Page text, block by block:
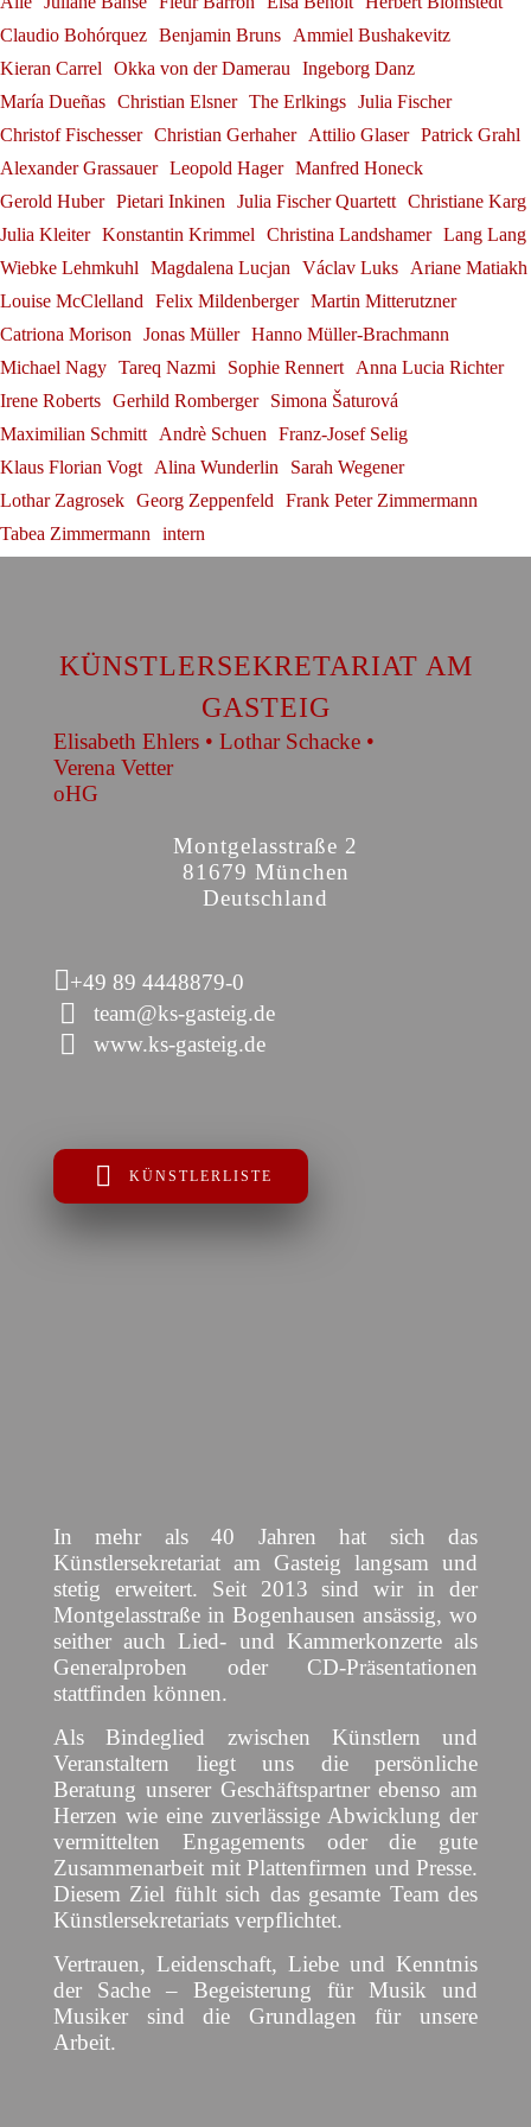
Santander
Franz-Josef Selig
Ribbon
Gerold Huber
Bayreuth
Alexander Grassauer
Bayreuth Festival
Georg Zeppenfeld
Julia Fischer at
Neuschwanstein Castle
Julia Fischer
Claudio Bohórquez Benjamin Bruns
Ammiel Bushakevitz
Kieran Carrel
Okka von der Damerau
Ingeborg Danz
María Dueñas Christian Elsner The Erlkings Julia Fischer
Christof Fischesser Christian Gerhaher Attilio Glaser Patrick Grahl
Alexander Grassauer Leopold Hager Manfred Honeck
Gerold Huber Pietari Inkinen Julia Fischer Quartett Christiane Karg
Julia Kleiter Konstantin Krimmel Christina Landshamer Lang Lang
Wiebke Lehmkuhl
Magdalena Lucjan Václav Luks
Ariane Matiakh
Louise McClelland
Felix Mildenberger Martin Mitterutzner
Catriona Morison
Jonas Müller Hanno Müller-Brachmann
Michael Nagy Tareq Nazmi Sophie Rennert
Anna Lucia Richter
Irene Roberts Gerhild Romberger
Simona Šaturová
Maximilian Schmitt
Andrè Schuen
Franz-Josef Selig
Klaus Florian Vogt
Alina Wunderlin
Sarah Wegener
Lothar Zagrosek Georg Zeppenfeld
Frank Peter Zimmermann
Tabea Zimmermann
intern
KÜNSTLERSEKRETARIAT AM
GASTEIG
Elisabeth Ehlers • Lothar Schacke •
Verena Vetter
oHG
Montgelasstraße 2
81679 München
Deutschland
+49 89 4448879-0
team@ks-gasteig.de
www.ks-gasteig.de
KÜNSTLERLISTE
In mehr als 40 Jahren hat sich das
Künstlersekretariat am Gasteig langsam und
stetig erweitert. Seit 2013 sind wir in der
Montgelasstraße in Bogenhausen ansässig, wo
seither auch Lied- und Kammerkonzerte als
Generalproben oder CD-Präsentationen
stattfinden können.
Als Bindeglied zwischen Künstlern und
Veranstaltern liegt uns die persönliche
Beratung unserer Geschäftspartner ebenso am
Herzen wie eine zuverlässige Abwicklung der
vermittelten Engagements oder die gute
Zusammenarbeit mit Plattenfirmen und Presse.
Diesem Ziel fühlt sich das gesamte Team des
Künstlersekretariats verpflichtet.
Vertrauen, Leidenschaft, Liebe und Kenntnis
der Sache – Begeisterung für Musik und
Musiker sind die Grundlagen für unsere
Arbeit.